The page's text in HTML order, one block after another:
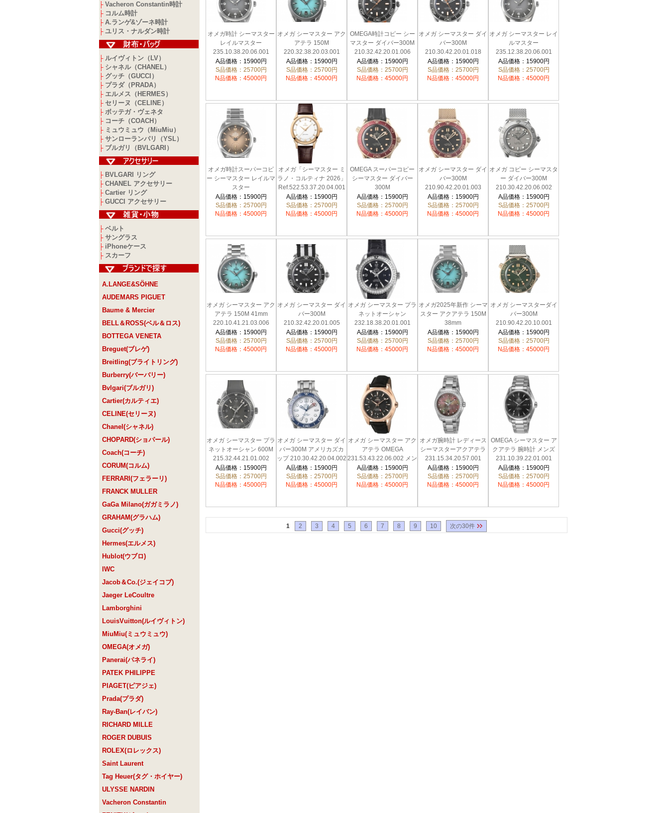
├ Vacheron Constantin時計
├ コルム時計
├ A.ランゲ&ゾーネ時計
├ ユリス・ナルダン時計
├ ルイヴィトン（LV）
├ シャネル（CHANEL）
├ グッチ（GUCCI）
├ プラダ（PRADA）
├ エルメス（HERMES）
├ セリーヌ（CELINE）
├ ボッテガ・ヴェネタ
├ コーチ（COACH）
├ ミュウミュウ（MiuMiu）
├ サンローランパリ（YSL）
├ ブルガリ（BVLGARI）
├ BVLGARI リング
├ CHANEL アクセサリー
├ Cartier リング
├ GUCCI アクセサリー
├ ベルト
├ サングラス
├ iPhoneケース
├ スカーフ
A.LANGE&SÖHNE
AUDEMARS PIGUET
Baume & Mercier
BELL＆ROSS(ベル＆ロス)
BOTTEGA VENETA
Breguet(ブレゲ)
Breitling(ブライトリング)
Burberry(バーバリー)
Bvlgari(ブルガリ)
Cartier(カルティエ)
CELINE(セリーヌ)
Chanel(シャネル)
CHOPARD(ショパール)
Coach(コーチ)
CORUM(コルム)
FERRARI(フェラーリ)
FRANCK MULLER
GaGa Milano(ガガミラノ)
GRAHAM(グラハム)
Gucci(グッチ)
Hermes(エルメス)
Hublot(ウブロ)
IWC
Jacob＆Co.(ジェイコブ)
Jaeger LeCoultre
Lamborghini
LouisVuitton(ルイヴィトン)
MiuMiu(ミュウミュウ)
OMEGA(オメガ)
Panerai(パネライ)
PATEK PHILIPPE
PIAGET(ピアジェ)
Prada(プラダ)
Ray-Ban(レイバン)
RICHARD MILLE
ROGER DUBUIS
ROLEX(ロレックス)
Saint Laurent
Tag Heuer(タグ・ホイヤー)
ULYSSE NARDIN
Vacheron Constantin
オメガ時計 シーマスター
レイルマスター
235.10.38.20.06.001
A品価格：15900円
S品価格：25700円
N品価格：45000円
オメガ シーマスター アク
アテラ 150M
220.32.38.20.03.001
A品価格：15900円
S品価格：25700円
N品価格：45000円
OMEGA時計コピー シー
マスター ダイバー300M
210.32.42.20.01.006
A品価格：15900円
S品価格：25700円
N品価格：45000円
オメガ シーマスター ダイ
バー300M
210.30.42.20.01.018
A品価格：15900円
S品価格：25700円
N品価格：45000円
オメガ シーマスター レイ
ルマスター
235.12.38.20.06.001
A品価格：15900円
S品価格：25700円
N品価格：45000円
オメガ時計スーパーコピ
ー シーマスター レイルマ
スター
235.10.38.20.13.001
A品価格：15900円
S品価格：25700円
N品価格：45000円
オメガ「シーマスター ミ
ラノ・コルティナ 2026」
Ref.522.53.37.20.04.001
A品価格：15900円
S品価格：25700円
N品価格：45000円
OMEGA スーパーコピー
シーマスター ダイバー
300M
210.92.42.20.01.003
A品価格：15900円
S品価格：25700円
N品価格：45000円
オメガ シーマスター ダイ
バー300M
210.90.42.20.01.003
A品価格：15900円
S品価格：25700円
N品価格：45000円
オメガ コピー シーマスタ
ー ダイバー300M
210.30.42.20.06.002
A品価格：15900円
S品価格：25700円
N品価格：45000円
オメガ シーマスター アク
アテラ 150M 41mm
220.10.41.21.03.006
A品価格：15900円
S品価格：25700円
N品価格：45000円
オメガ シーマスター ダイ
バー300M
210.32.42.20.01.005
A品価格：15900円
S品価格：25700円
N品価格：45000円
オメガ シーマスター プラ
ネットオーシャン
232.18.38.20.01.001
A品価格：15900円
S品価格：25700円
N品価格：45000円
オメガ2025年新作 シーマ
スター アクアテラ 150M
38mm
220.10.38.20.03.005
A品価格：15900円
S品価格：25700円
N品価格：45000円
オメガ シーマスターダイ
バー300M
210.90.42.20.10.001
A品価格：15900円
S品価格：25700円
N品価格：45000円
オメガ シーマスター プラ
ネットオーシャン 600M
215.32.44.21.01.002
A品価格：15900円
S品価格：25700円
N品価格：45000円
オメガ シーマスター ダイ
バー300M アメリカズカ
ップ 210.30.42.20.04.002
A品価格：15900円
S品価格：25700円
N品価格：45000円
オメガ シーマスター アク
アテラ OMEGA
231.53.43.22.06.002 メン
ズ
A品価格：15900円
S品価格：25700円
N品価格：45000円
オメガ腕時計 レディース
シーマスターアクアテラ
231.15.34.20.57.001
A品価格：15900円
S品価格：25700円
N品価格：45000円
OMEGA シーマスター ア
クアテラ 腕時計 メンズ
231.10.39.22.01.001
A品価格：15900円
S品価格：25700円
N品価格：45000円
1 2 3 4 5 6 7 8 9 10 次の30件